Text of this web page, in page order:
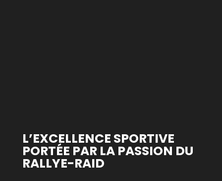
L’EXCELLENCE SPORTIVE
PORTÉE PAR LA PASSION DU
RALLYE-RAID